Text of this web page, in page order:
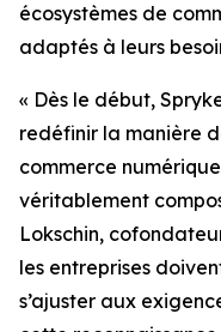
écosystèmes de
adaptés à leurs
« Dès le début,
redéfinir la manière
commerce
véritablement
Lokschin,
les entreprises
s’ajuster aux